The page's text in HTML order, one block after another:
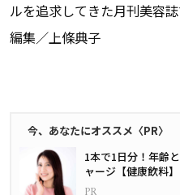
ルを追求してきた月刊美容誌
編集／上條典子
今、あなたにオススメ〈PR〉
1本で1日分！年齢
ャージ【健康飲料】